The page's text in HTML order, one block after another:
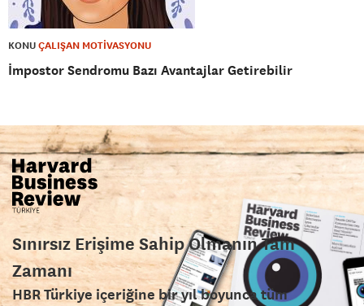
KONUÇALIŞAN MOTİVASYONU
İmpostor Sendromu Bazı Avantajlar Getirebilir
Sınırsız Erişime Sahip Olmanın Tam
Zamanı
HBR Türkiye içeriğine bir yıl boyunca tüm